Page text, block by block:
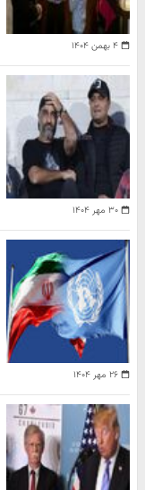
۴ بهمن ۱۴۰۴
۳۰ مهر ۱۴۰۴
۲۶ مهر ۱۴۰۴